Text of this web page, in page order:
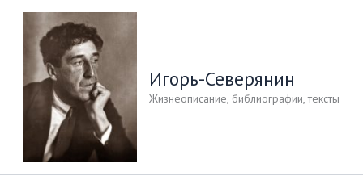
Перейти
содержимому
Игорь-Северянин
Жизнеописание, библиографии, тексты